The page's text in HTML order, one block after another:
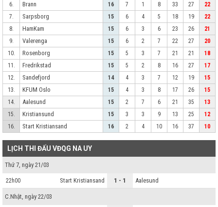
6.
Brann 16 7 1 8 33 27
22
7.
Sarpsborg 15 6 4 5 18 19
22
8.
HamKam 15 6 3 6 23 26
21
9.
Valerenga 15 6 2 7 22 27
20
10.
Rosenborg 15 5 3 7 21 21
18
11.
Fredrikstad 15 5 2 8 16 27
17
12.
Sandefjord 14 4 3 7 12 19
15
13.
KFUM Oslo 15 4 3 8 17 26
15
14.
Aalesund 15 2 7 6 21 35
13
15.
Kristiansund 15 3 3 9 13 25
12
16.
Start Kristiansand 16 2 4 10 16 37 10
LỊCH THI ĐẤU VĐQG NA UY
Thứ 7, ngày 21/03
22h00 Start Kristiansand 1 - 1 Aalesund
C.Nhật, ngày 22/03